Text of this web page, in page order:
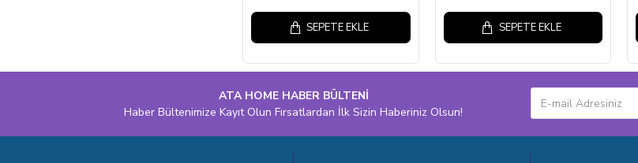
SEPETE EKLE SEPETE EKLE
ATA HOME HABER BÜLTENİ
Haber Bültenimize Kayıt Olun Fırsatlardan İlk Sizin Haberiniz Olsun!